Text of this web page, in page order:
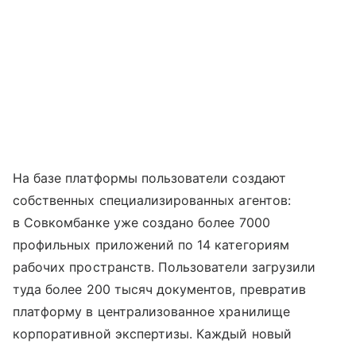
На базе платформы пользователи создают
собственных специализированных агентов:
в Совкомбанке уже создано более 7000
профильных приложений по 14 категориям
рабочих пространств. Пользователи загрузили
туда более 200 тысяч документов, превратив
платформу в централизованное хранилище
корпоративной экспертизы. Каждый новый